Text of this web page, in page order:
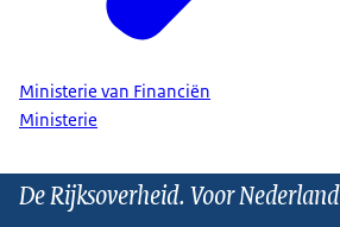
Ministerie van Financiën
Ministerie
De Rijksoverheid. Voor Nederland